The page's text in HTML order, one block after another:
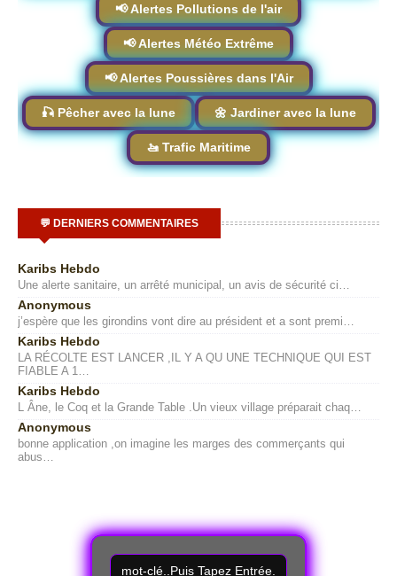
📢 Alertes Pollutions de l'air
📢 Alertes Météo Extrême
📢 Alertes Poussières dans l'Air
🎣 Pêcher avec la lune 🌼 Jardiner avec la lune
🚤 Trafic Maritime
💬 DERNIERS COMMENTAIRES
Karibs Hebdo
Une alerte sanitaire, un arrêté municipal, un avis de sécurité ci…
Anonymous
j’espère que les girondins vont dire au président et a sont premi…
Karibs Hebdo
LA RÉCOLTE EST LANCER ,IL Y A QU UNE TECHNIQUE QUI EST
FIABLE A 1…
Karibs Hebdo
L Âne, le Coq et la Grande Table .Un vieux village préparait chaq…
Anonymous
bonne application ,on imagine les marges des commerçants qui
abus…
R